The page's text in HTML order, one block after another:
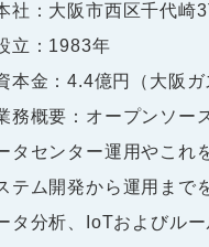
社：大阪市西区千代崎
立：1983年
本金：4.4億円（大阪ガ
務概要：オープンソー
タセンター運用やこれ
テム開発から運用まで
タ分析、IoTおよびル